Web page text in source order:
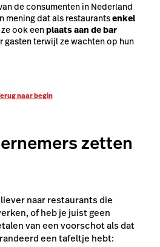
de consumenten in Nederland
mening dat als restaurantsenkel
ook eenplaats aan de bar
gasten terwijl ze wachten op hun
naar begin
zetten
naar restaurants die
of heb je juist geen
van een voorschot als dat
een tafeltje hebt: